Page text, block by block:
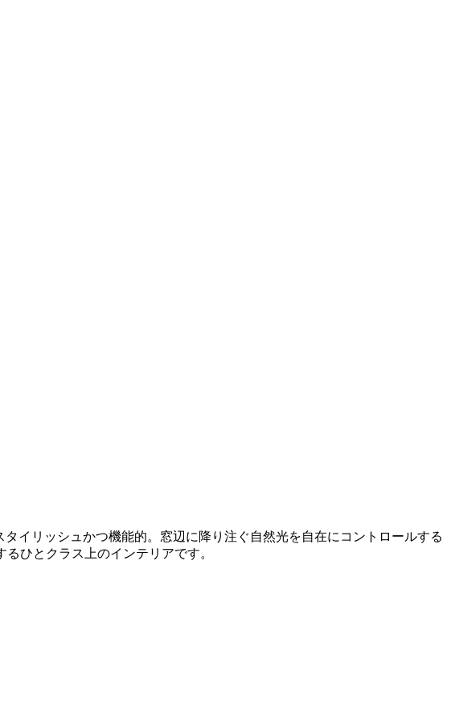
イリッシュかつ機能的。窓辺に降り注ぐ自然光を自在にコントロールする
ひとクラス上のインテリアです。